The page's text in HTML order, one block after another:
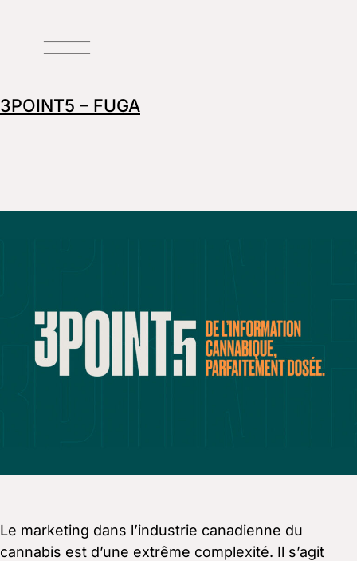
3POINT5 – FUGA
Le marketing dans l’industrie canadienne du
cannabis est d’une extrême complexité. Il s’agit